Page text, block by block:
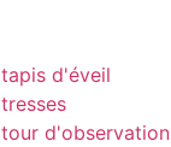
tapis d'éveil
tresses
tour d'observation